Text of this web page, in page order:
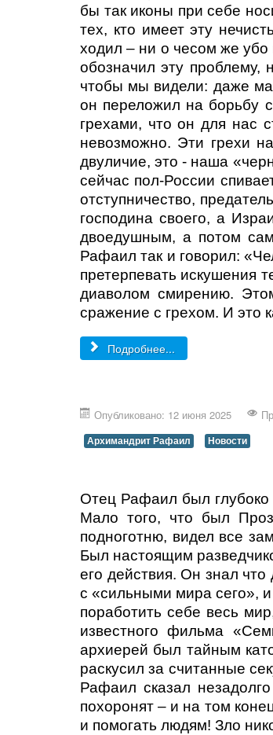
бы так иконы при себе
тех, кто имеет эту
ходил – ни о чесом же
обозначил эту проблему,
чтобы мы видели: даже
он переложил на борьбу
грехами, что он для нас
невозможно. Эти грехи
двуличие, это - наша
сейчас пол-России
отступничество,
господина своего, а
двоедушным, а потом
Рафаил так и говорил:
претерпевать искушения
диаволом смирению.
сражение с грехом. И это
Подробнее...
Опубликовано: 12 июня 2025
Архимандрит Рафаил Новости
Отец Рафаил был глубоко
Мало того, что был
подноготню, видел все
Был настоящим
его действия. Он знал
с «сильными мира сего»,
поработить себе весь
известного фильма
архиерей был тайным
раскусил за считанные
Рафаил сказал
похоронят – и на том
и помогать людям! Зло